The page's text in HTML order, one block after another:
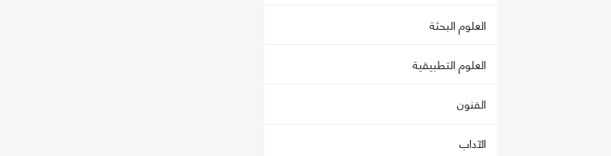
العلوم البحثة
العلوم التطبيقية
الفنون
الآداب